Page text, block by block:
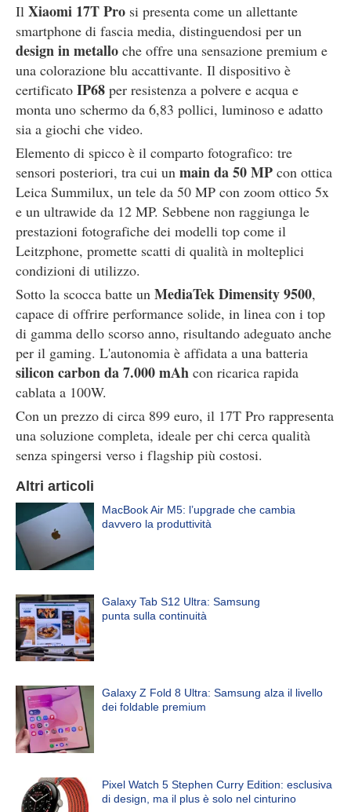
Il Xiaomi 17T Pro si presenta come un allettante
smartphone di fascia media, distinguendosi per un
design in metallo che offre una sensazione premium e
una colorazione blu accattivante. Il dispositivo è
certificato IP68 per resistenza a polvere e acqua e
monta uno schermo da 6,83 pollici, luminoso e adatto
sia a giochi che video.
Elemento di spicco è il comparto fotografico: tre
sensori posteriori, tra cui un main da 50 MP con ottica
Leica Summilux, un tele da 50 MP con zoom ottico 5x
e un ultrawide da 12 MP. Sebbene non raggiunga le
prestazioni fotografiche dei modelli top come il
Leitzphone, promette scatti di qualità in molteplici
condizioni di utilizzo.
Sotto la scocca batte un MediaTek Dimensity 9500,
capace di offrire performance solide, in linea con i top
di gamma dello scorso anno, risultando adeguato anche
per il gaming. L'autonomia è affidata a una batteria
silicon carbon da 7.000 mAh con ricarica rapida
cablata a 100W.
Con un prezzo di circa 899 euro, il 17T Pro rappresenta
una soluzione completa, ideale per chi cerca qualità
senza spingersi verso i flagship più costosi.
Altri articoli
MacBook Air M5: l’upgrade che cambia
davvero la produttività
Galaxy Tab S12 Ultra: Samsung
punta sulla continuità
Galaxy Z Fold 8 Ultra: Samsung alza il livello
dei foldable premium
Pixel Watch 5 Stephen Curry Edition: esclusiva
di design, ma il plus è solo nel cinturino